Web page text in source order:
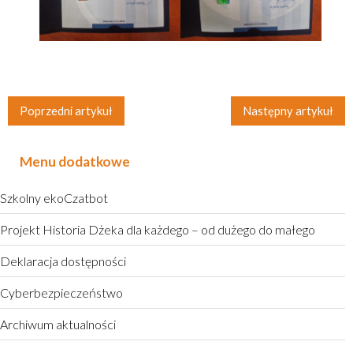
Menu dodatkowe
Szkolny ekoCzatbot
Projekt Historia Dżeka dla każdego – od dużego do małego
Deklaracja dostępności
Cyberbezpieczeństwo
Archiwum aktualności
Poprzedni artykuł Następny artykuł